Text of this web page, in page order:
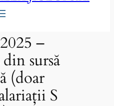
–
sursă
(doar
S